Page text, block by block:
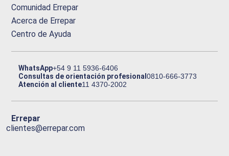
Comunidad Errepar
Acerca de Errepar
Centro de Ayuda
WhatsApp+54 9 11 5936-6406
Consultas de orientación profesional0810-666-3773
Atención al cliente11 4370-2002
Errepar
clientes@errepar.com